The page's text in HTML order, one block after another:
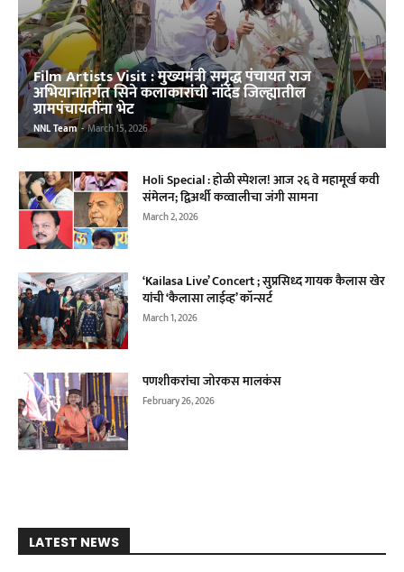
Film Artists Visit : मुख्यमंत्री समृद्ध पंचायत राज
अभियानांतर्गत सिने कलाकारांची नांदेड जिल्ह्यातील
ग्रामपंचायतींना भेट
NNL Team - March 15, 2026
Holi Special : होळी स्पेशल! आज २६ वे महामूर्ख कवी
संमेलन; द्विअर्थी कव्वालीचा जंगी सामना
March 2, 2026
‘Kailasa Live’ Concert ; सुप्रसिध्द गायक कैलास खेर
यांची ‌‘कैलासा लाईव्ह‌’ कॉन्सर्ट
March 1, 2026
पणशीकरांचा जोरकस मालकंस
February 26, 2026
LATEST NEWS